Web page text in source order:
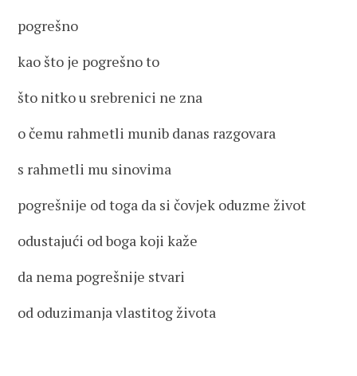
pogrešno
kao što je pogrešno to
što nitko u srebrenici ne zna
o čemu rahmetli munib danas razgovara
s rahmetli mu sinovima
pogrešnije od toga da si čovjek oduzme život
odustajući od boga koji kaže
da nema pogrešnije stvari
od oduzimanja vlastitog života